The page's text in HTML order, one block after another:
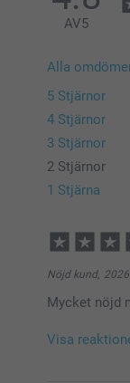
AV5
Alla
5 Stjärnor
4 Stjärnor
3 Stjärnor
2 Stjärnor
1 Stjärna
Nöjd kund,
Mycket nöjd
Visa